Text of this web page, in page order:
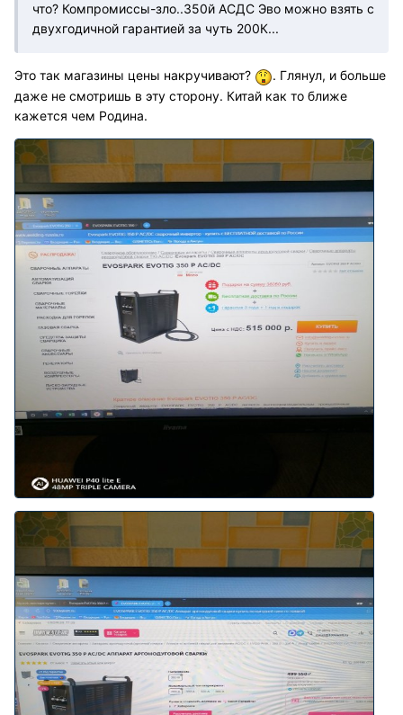
что? Компромиссы-зло..350й АСДС Эво можно взять с
двухгодичной гарантией за чуть 200К...
Это так магазины цены накручивают?
. Глянул, и больше
даже не смотришь в эту сторону. Китай как то ближе
кажется чем Родина.